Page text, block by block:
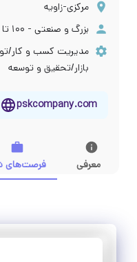
مرکزی-زاویه
بزرگ و صنعتی - ۱۰۰ تا ۱۰۰۰ نفر
مدیریت کسب و کار/
بازار/تحقیق و توسعه
pskcompany.com
معرفی فرصت‌های